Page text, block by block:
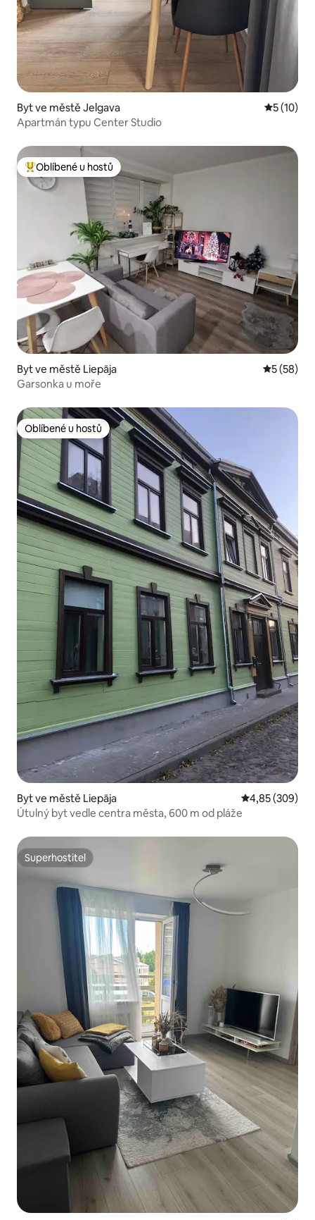
Byt ve městě Jelgava Průměrné
5 (10)
Apartmán typu Center Studio
Nejlepší v kategorii Oblíbené u hostů
Oblíbené u hostů
Byt ve městě Liepāja Průměrné
5 (58)
Garsonka u moře
Oblíbené u hostů
Oblíbené u hostů
Byt ve městě Liepāja Průměrné
4,85 (309)
Útulný byt vedle centra města, 600 m od pláže
Superhostitel
Superhostitel